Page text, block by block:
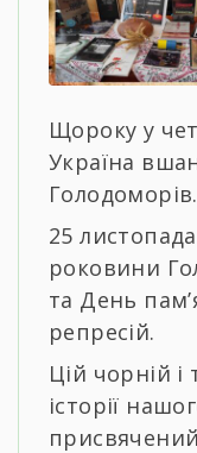
Щороку у
Україна
Голодоморів.
25
роковини
та День
репресій.
Цій чорній і
історії
присвячений